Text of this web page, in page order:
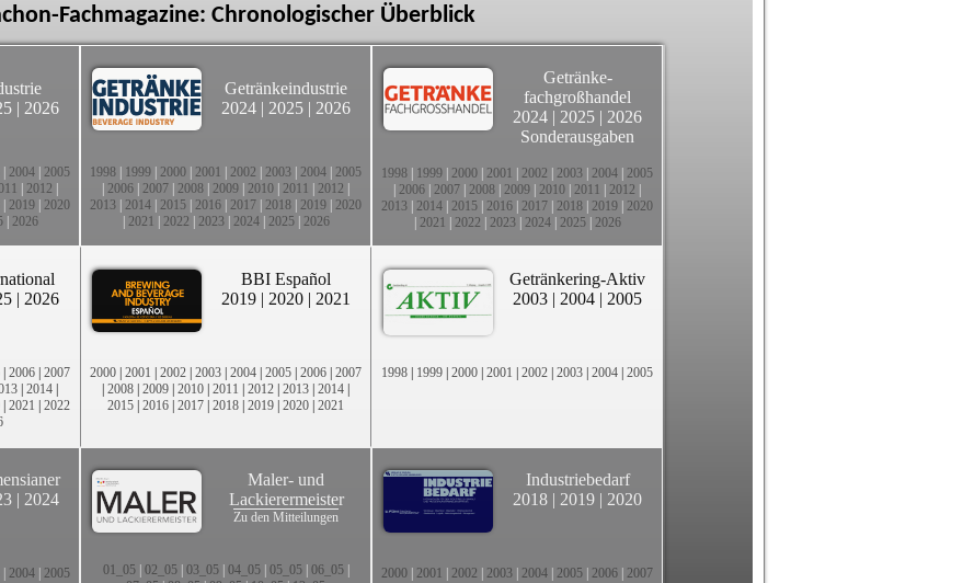
Fachmagazine: Chronologischer Überblick
| 2026
2004 2005
2012
2019 2020
| 2026
Getränkeindustrie
2024 | 2025 | 2026
1998 1999 2000 2001 2002 2003 2004 2005
2006 2007 2008 2009 2010 2011 2012
2013 2014 2015 2016 2017 2018 2019 2020
2021 2022 2023| 2024| 2025| 2026
Getränke-
fachgroßhandel
2024 | 2025 | 2026
Sonderausgaben
1998 1999 2000 2001 2002 2003 2004 2005
2006 2007 2008 2009 2010 2011 2012
2013 2014 2015 2016 2017 2018 2019 2020
2021 2022 2023| 2024| 2025| 2026
| 2026
| 2006 | 2007
| 2014 |
| 2021 | 2022
BBI Español
2019 | 2020 | 2021
2000 | 2001 | 2002 | 2003 | 2004 | 2005 | 2006 | 2007
| 2008 | 2009 | 2010 | 2011 | 2012 | 2013 | 2014 |
2015 | 2016 | 2017 | 2018 | 2019 | 2020 | 2021
Getränkering-Aktiv
2003 | 2004 | 2005
1998 | 1999 | 2000 | 2001 | 2002 | 2003 | 2004 | 2005
| 2024
2004 2005
Maler- und
Lackierermeister
Zu den Mitteilungen
01_05| 02_05| 03_05| 04_05| 05_05| 06_05|
Industriebedarf
2018 | 2019 | 2020
2000 2001 2002 2003 2004 2005 2006 2007